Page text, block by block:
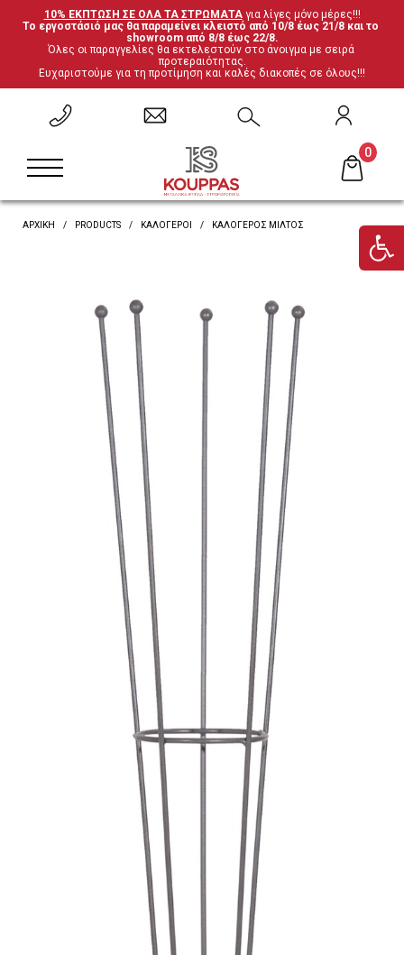
10% ΕΚΠΤΩΣΗ ΣΕ ΟΛΑ ΤΑ ΣΤΡΩΜΑΤΑ για λίγες μόνο μέρες!!!
Το εργοστάσιό μας θα παραμείνει κλειστό από 10/8 έως 21/8 και το
showroom από 8/8 έως 22/8.
Όλες οι παραγγελίες θα εκτελεστούν στο άνοιγμα με σειρά
προτεραιότητας.
Ευχαριστούμε για τη προτίμηση και καλές διακοπές σε όλους!!!
0
ΕΠΙΣΤΡΟΦΗ
Σετ Υπνοδωματίου
Κρεβάτια Ξύλο-Μέταλλο
ΕΠΙΣΤΡΟΦΗ
Ανατομικά
ΕΠΙΣΤΡΟΦΗ
Καρέκλες
ΕΠΙΣΤΡΟΦΗ
Έπιπλα ξενοδοχείου
ΑΡΧΙΚΗ PRODUCTS ΚΑΛΌΓΕΡΟΙ ΚΑΛΌΓΕΡΟΣ ΜΊΛΤΟΣ